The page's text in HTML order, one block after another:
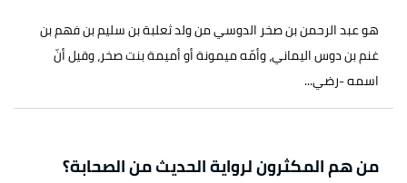
هو عبد الرحمن بن صخر الدوسي من ولد ثعلبة بن سليم بن فهم بن
غنم بن دوس اليماني، وأمّه ميمونة أو أميمة بنت صخر، وقيل أنّ
اسمه -رضي...
من هم المكثرون لرواية الحديث من الصحابة؟